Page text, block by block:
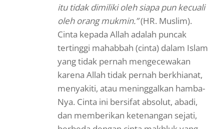
itu tidak dimiliki oleh siapa pun kecuali
oleh orang mukmin.”(HR. Muslim).
Cinta kepada Allah adalah puncak
tertinggi mahabbah (cinta) dalam Islam
yang tidak pernah mengecewakan
karena Allah tidak pernah berkhianat,
menyakiti, atau meninggalkan hamba-
Nya. Cinta ini bersifat absolut, abadi,
dan memberikan ketenangan sejati,